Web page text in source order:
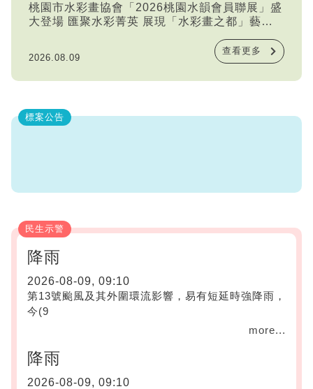
2026.08.09
桃園市水彩畫協會「2026桃園水韻會員聯展」盛
大登場 匯聚水彩菁英 展現「水彩畫之都」藝術
查看更多
標案公告
民生示警
降雨
2026-08-09, 09:10
第13號颱風及其外圍環流影響，易有短延時強降雨，
今(9
more...
降雨
2026-08-09, 09:10